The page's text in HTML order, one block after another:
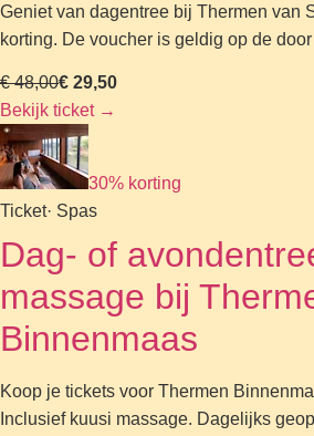
Geniet van dagentree bij Thermen van
korting. De voucher is geldig op de
€ 48,00€ 29,50
Bekijk ticket →
30% korting
Ticket· Spas
Dag- of
massage bij
Binnenmaas
Koop je tickets voor Thermen
Inclusief kuusi massage. Dagelijks